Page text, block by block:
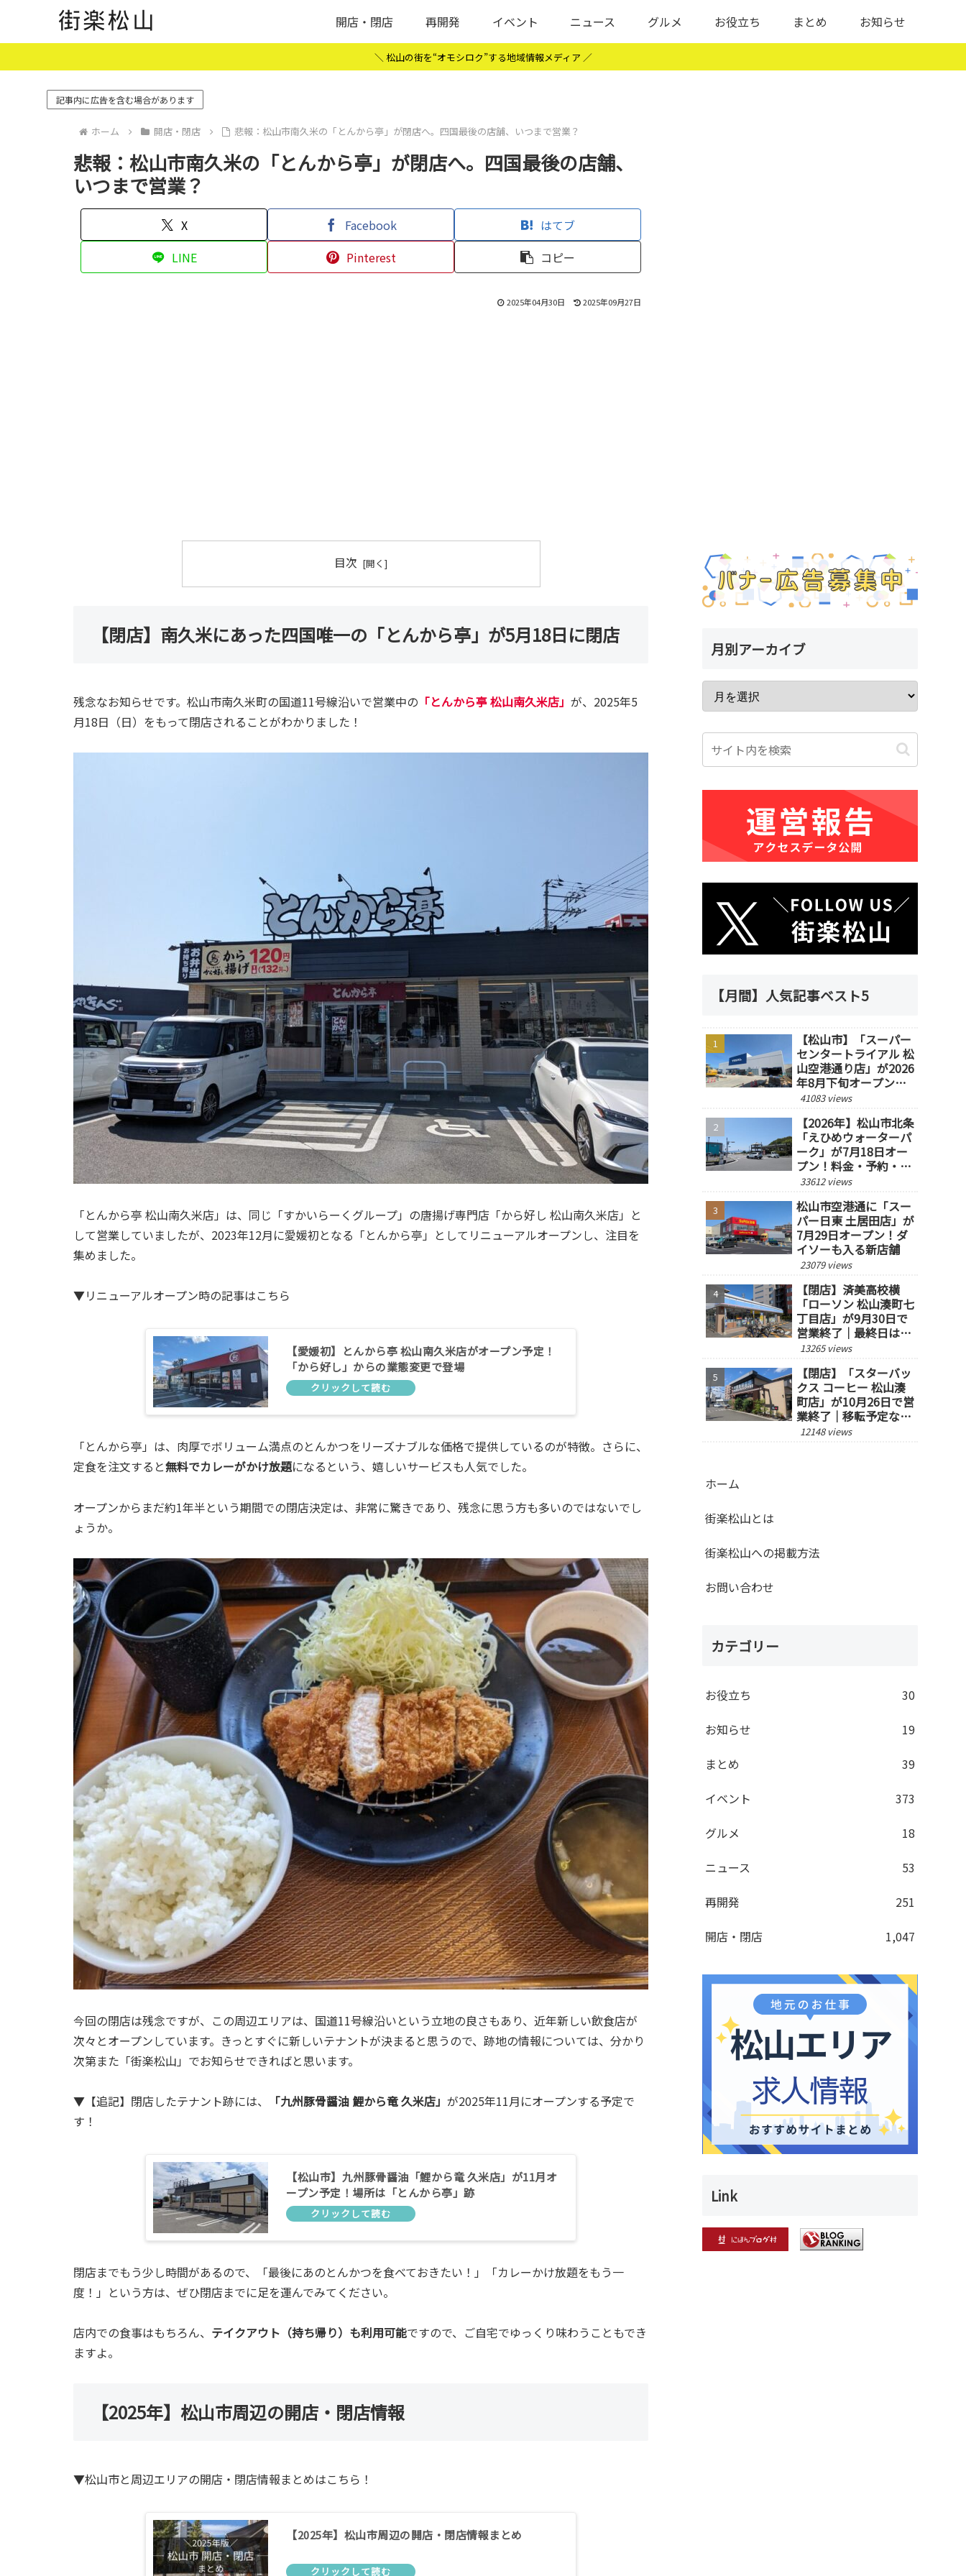
開店・閉店 再開発 イベント ニュース グルメ お役立ち まとめ お知らせ
＼ 松山の街を“オモシロク”する地域情報メディア ／
記事内に広告を含む場合があります
ホーム 開店・閉店 悲報：松山市南久米の「とんから亭」が閉店へ。四国最後の店舗、いつまで営業？
悲報：松山市南久米の「とんから亭」が閉店へ。四国最後の店舗、
いつまで営業？
X Facebook
はてブ
LINE
Pinterest コピー
2025年04月30日 2025年09月27日
目次
【閉店】南久米にあった四国唯一の「とんから亭」が5月18日に閉店
残念なお知らせです。松山市南久米町の国道11号線沿いで営業中の 「とんから亭 松山南久米店」 が、2025年5
月18日（日）をもって閉店されることがわかりました！
「とんから亭 松山南久米店」は、同じ「すかいらーくグループ」の唐揚げ専門店「から好し 松山南久米店」と
して営業していましたが、2023年12月に愛媛初となる「とんから亭」としてリニューアルオープンし、注目を
集めました。
▼リニューアルオープン時の記事はこちら
【愛媛初】とんから亭 松山南久米店がオープン予定！
「から好し」からの業態変更で登場
「とんから亭」は、肉厚でボリューム満点のとんかつをリーズナブルな価格で提供しているのが特徴。さらに、
定食を注文すると無料でカレーがかけ放題になるという、嬉しいサービスも人気でした。
オープンからまだ約1年半という期間での閉店決定は、非常に驚きであり、残念に思う方も多いのではないでし
ょうか。
今回の閉店は残念ですが、この周辺エリアは、国道11号線沿いという立地の良さもあり、近年新しい飲食店が
次々とオープンしています。きっとすぐに新しいテナントが決まると思うので、跡地の情報については、分かり
次第また「街楽松山」でお知らせできればと思います。
▼【追記】閉店したテナント跡には、 「九州豚骨醤油 鯉から竜 久米店」 が2025年11月にオープンする予定で
す！
【松山市】九州豚骨醤油「鯉から竜 久米店」が11月オ
ープン予定！場所は「とんから亭」跡
閉店までもう少し時間があるので、「最後にあのとんかつを食べておきたい！」「カレーかけ放題をもう一
度！」という方は、ぜひ閉店までに足を運んでみてください。
店内での食事はもちろん、 テイクアウト（持ち帰り）も利用可能ですので、ご自宅でゆっくり味わうこともでき
ますよ。
【2025年】松山市周辺の開店・閉店情報
▼松山市と周辺エリアの開店・閉店情報まとめはこちら！
【2025年】松山市周辺の開店・閉店情報まとめ
月別アーカイブ
【月間】人気記事ベスト5
【松山市】「スーパー
センタートライアル 松
山空港通り店」が2026
年8月下旬オープン予
定！
41083 views
【2026年】松山市北条
「えひめウォーターパ
ーク」が7月18日オー
プン！料金・予約・営
業時間を紹介
33612 views
松山市空港通に「スー
パー日東 土居田店」が
7月29日オープン！ダ
イソーも入る新店舗
23079 views
【閉店】済美高校横
「ローソン 松山湊町七
丁目店」が9月30日で
営業終了｜最終日は14
時閉店
13265 views
【閉店】「スターバッ
クス コーヒー 松山湊
町店」が10月26日で営
業終了｜移転予定な
し、跡地の今後にも注
12148 views
ホーム
街楽松山とは
街楽松山への掲載方法
お問い合わせ
カテゴリー
お役立ち
30
お知らせ
19
まとめ
39
イベント
373
グルメ
18
ニュース
53
再開発
251
開店・閉店
1,047
Link